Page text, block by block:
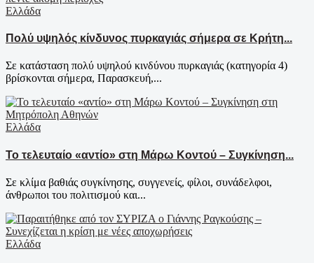
Ελλάδα
Πολύ υψηλός κίνδυνος πυρκαγιάς σήμερα σε Κρήτη...
Σε κατάσταση πολύ υψηλού κινδύνου πυρκαγιάς (κατηγορία 4)
βρίσκονται σήμερα, Παρασκευή,...
Ελλάδα
Το τελευταίο «αντίο» στη Μάρω Κοντού – Συγκίνηση...
Σε κλίμα βαθιάς συγκίνησης, συγγενείς, φίλοι, συνάδελφοι,
άνθρωποι του πολιτισμού και...
Ελλάδα